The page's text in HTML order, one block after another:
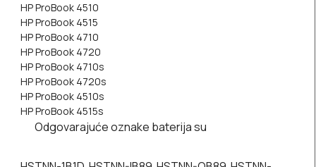
HP ProBook 4510
HP ProBook 4515
HP ProBook 4710
HP ProBook 4720
HP ProBook 4710s
HP ProBook 4720s
HP ProBook 4510s
HP ProBook 4515s
Odgovarajuće oznake baterija su